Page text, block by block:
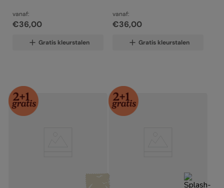
vanaf:
€36,00
Gratis kleurstalen
vanaf:
€36,00
Gratis kleurstalen